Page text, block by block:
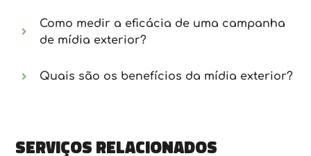
Como medir a eficácia de uma campanha
de mídia exterior?
Quais são os benefícios da mídia exterior?
Serviços relacionados